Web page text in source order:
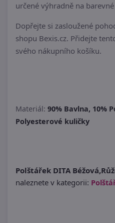
určené výhradně na
Dopřejte si zasloužené
shopu Bexis.cz. Přidejte
svého nákupního košíku.
Materiál: 90% Bavlna, 10%
Polyesterové kuličky
Polštářek DITA
naleznete v kategorii: